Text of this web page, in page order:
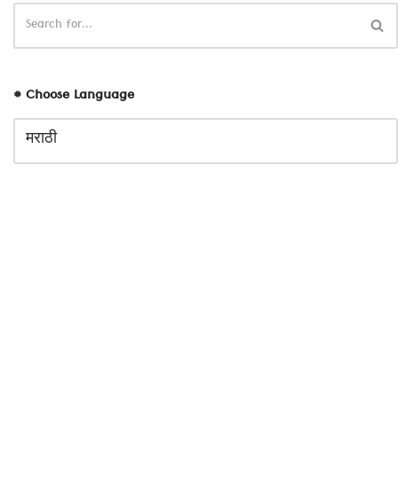
# Choose Language